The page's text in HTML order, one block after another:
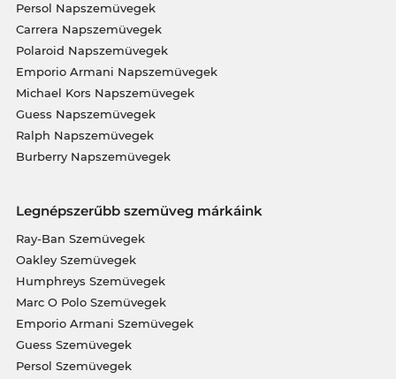
Persol Napszemüvegek
Carrera Napszemüvegek
Polaroid Napszemüvegek
Emporio Armani Napszemüvegek
Michael Kors Napszemüvegek
Guess Napszemüvegek
Ralph Napszemüvegek
Burberry Napszemüvegek
Legnépszerűbb szemüveg márkáink
Ray-Ban Szemüvegek
Oakley Szemüvegek
Humphreys Szemüvegek
Marc O Polo Szemüvegek
Emporio Armani Szemüvegek
Guess Szemüvegek
Persol Szemüvegek